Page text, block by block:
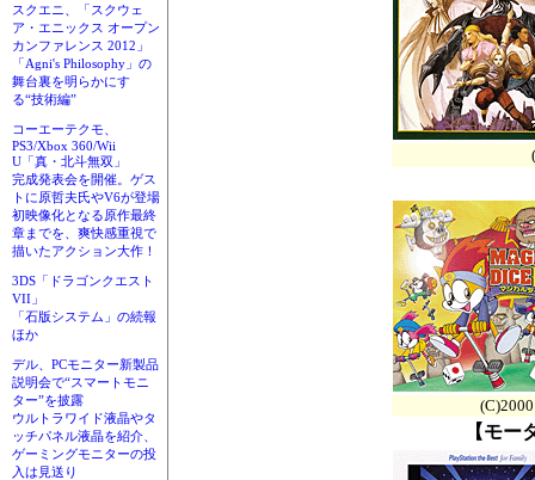
スクエニ、「スクウェ
ア・エニックス オープン
カンファレンス 2012」
「Agni's Philosophy」の
舞台裏を明らかにす
る“技術編”
コーエーテクモ、
PS3/Xbox 360/Wii
U「真・北斗無双」
完成発表会を開催。ゲス
トに原哲夫氏やV6が登場
初映像化となる原作最終
章までを、爽快感重視で
描いたアクション大作！
3DS「ドラゴンクエスト
VII」
「石版システム」の続報
ほか
デル、PCモニター新製品
説明会で“スマートモニ
ター”を披露
ウルトラワイド液晶やタ
ッチパネル液晶を紹介、
ゲーミングモニターの投
入は見送り
【モ